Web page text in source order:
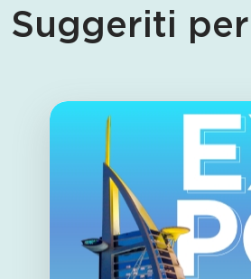
Suggeriti